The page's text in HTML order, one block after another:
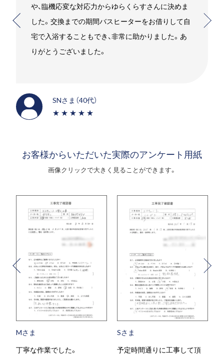
や、臨機応変な対応力からゆらくらすさんに決めま
した。交換までの期間バスヒーターをお借りして自
宅で入浴することもでき、非常に助かりました。あ
りがとうございました。
SNさま（40代）
★★★★★
お客様からいただいた実際のアンケート用紙
画像クリックで大きく見ることができます。
Mさま
丁寧な作業でした。
Sさま
予定時間通りに工事して頂